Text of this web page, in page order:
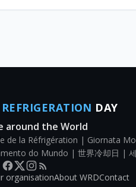
REFRIGERATION DAY
around the World
de la Réfrigération | Giornata
do Mundo | 世界冷却日 |
organisationAbout WRDContact